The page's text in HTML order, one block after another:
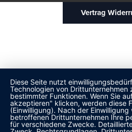
Vertrag
Diese Seite nutzt
Technologien von Drittunternehmen
bestimmter Funktionen. Wenn Sie
akzeptieren" klicken, werden diese
(Einwilligung). Nach der
betroffenen Drittunternehmen Ihre
für verschiedene Zwecke.